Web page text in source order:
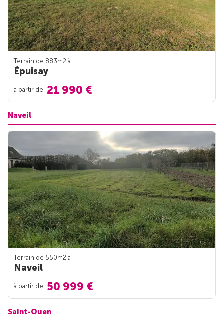
Terrain de 883m2 à
Épuisay
à partir de 21 990 €
Naveil
Terrain de 550m2 à
Naveil
à partir de 50 999 €
Saint-Ouen